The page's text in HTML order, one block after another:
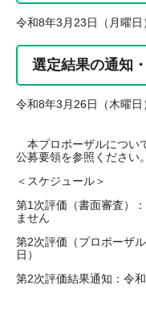
令和8年3月23日（月曜日
選定結果の通知
令和8年3月26日（木曜日
本プロポーザルについ
公募要領を参照ください。
＜スケジュール＞
第1次評価（書面審査）
ません
第2次評価（プロポーザ
日）
第2次評価結果通知：令